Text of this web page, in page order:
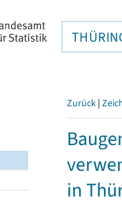
Zurück |
in